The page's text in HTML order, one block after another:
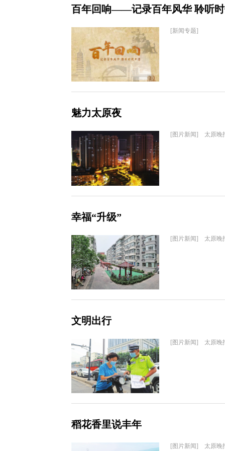
百年回响——记录百年风华 聆听
[新闻专题]
魅力太原夜
[图片新闻] 太原晚
幸福“升级”
[图片新闻] 太原晚
文明出行
[图片新闻] 太原晚
稻花香里说丰年
[图片新闻] 太原晚